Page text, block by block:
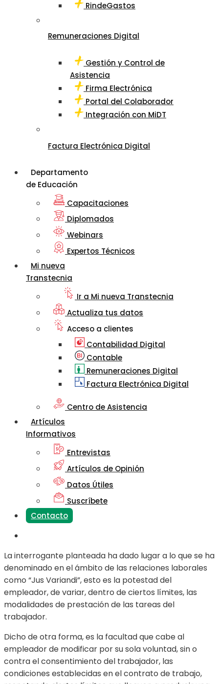
RindeGastos
Remuneraciones Digital
Gestión y Control de
Asistencia
Firma Electrónica
Portal del Colaborador
Integración con MiDT
Factura Electrónica Digital
Departamento
de Educación
Capacitaciones
Diplomados
Webinars
Expertos Técnicos
Mi nueva
Transtecnia
Ir a Mi nueva Transtecnia
Actualiza tus datos
Acceso a clientes
Contabilidad Digital
Contable
Remuneraciones Digital
Factura Electrónica Digital
Centro de Asistencia
Artículos
Informativos
Entrevistas
Artículos de Opinión
Datos Útiles
Suscríbete
Contacto
La interrogante planteada ha dado lugar a lo que se ha
denominado en el ámbito de las relaciones laborales
como “Jus Variandi”, esto es la potestad del
empleador, de variar, dentro de ciertos límites, las
modalidades de prestación de las tareas del
trabajador.
Dicho de otra forma, es la facultad que cabe al
empleador de modificar por su sola voluntad, sin o
contra el consentimiento del trabajador, las
condiciones establecidas en el contrato de trabajo,